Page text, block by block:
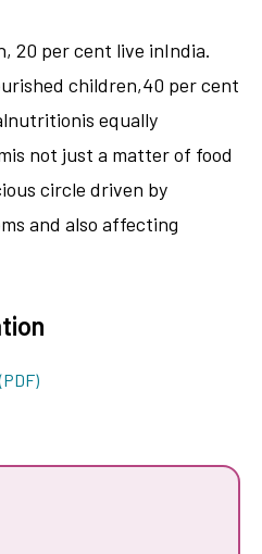
20 per cent live inIndia.
children,40 per cent
equally
not just a matter of food
circle driven by
and also affecting